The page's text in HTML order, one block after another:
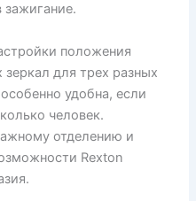
зажигание.
положения
для трех разных
удобна, если
человек.
отделению и
Rexton